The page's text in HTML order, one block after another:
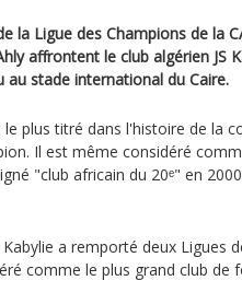
la Ligue des Champions de la
affrontent le club algérien JS
au stade international du Caire.
le plus titré dans l'histoire de la
Il est même considéré
"club africain du 20ᵉ" en
Kabylie a remporté deux Ligues
comme le plus grand club de